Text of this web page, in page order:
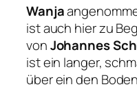
Wanja
ist auch hier zu
vonJohannes
ist ein langer,
über ein den